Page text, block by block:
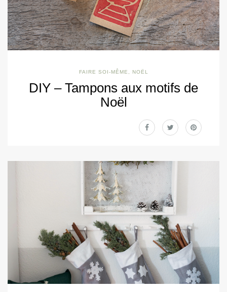
FAIRE SOI-MÊME NOËL
DIY – Tampons aux motifs de
Noël